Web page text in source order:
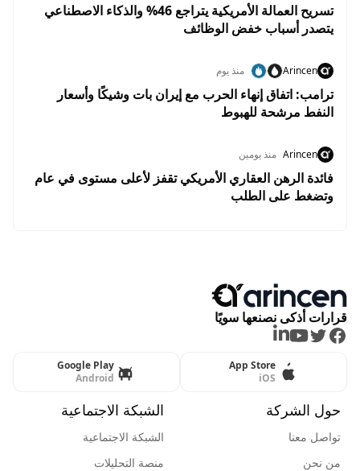
تسريح العمالة الأمريكية يتراجع 46% والذكاء الاصطناعي
يتصدر أسباب خفض الوظائف
Arincen منذ يوم
ترامب: اتفاق إنهاء الحرب مع إيران بات وشيكًا وأسعار
النفط مرشحة للهبوط
Arincen منذ يومين
فائدة الرهن العقاري الأمريكي تقفز لأعلى مستوى في عام
وتضغط على الطلب
قرارات أذكى نصنعها سويًا
Facebook
Twitter
Youtube
LinkedIn
App Store
iOS
Google Play
Android
حول الشركة
تواصل معنا
من نحن
الشبكة الاجتماعية
الشبكة الاجتماعية
منصة التحليلات